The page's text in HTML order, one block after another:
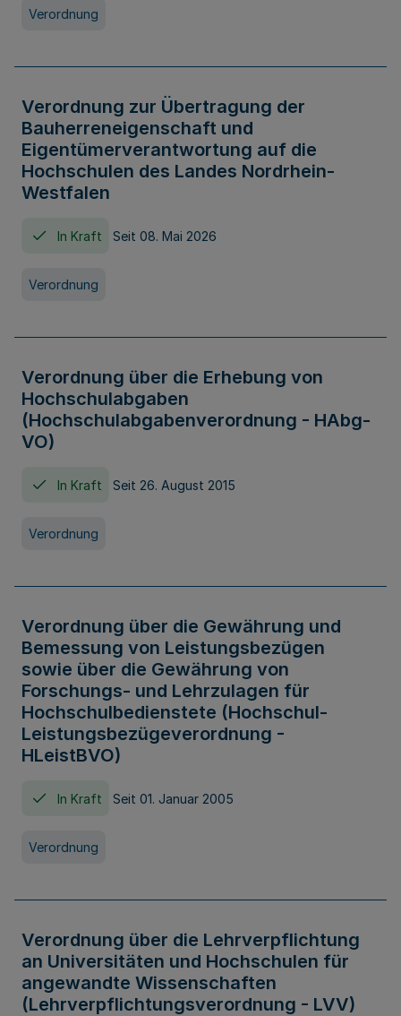
Verordnung
Verordnung zur Übertragung der
Bauherreneigenschaft und
Eigentümerverantwortung auf die
Hochschulen des Landes Nordrhein-
Westfalen
In Kraft Seit 08. Mai 2026
Verordnung
Verordnung über die Erhebung von
Hochschulabgaben
(Hochschulabgabenverordnung - HAbg-
VO)
In Kraft Seit 26. August 2015
Verordnung
Verordnung über die Gewährung und
Bemessung von Leistungsbezügen
sowie über die Gewährung von
Forschungs- und Lehrzulagen für
Hochschulbedienstete (Hochschul-
Leistungsbezügeverordnung -
HLeistBVO)
In Kraft Seit 01. Januar 2005
Verordnung
Verordnung über die Lehrverpflichtung
an Universitäten und Hochschulen für
angewandte Wissenschaften
(Lehrverpflichtungsverordnung - LVV)